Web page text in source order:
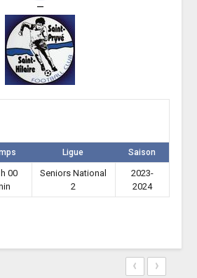
—
Ligue Saison
00
Seniors National
2
2023-
2024
‹ ›